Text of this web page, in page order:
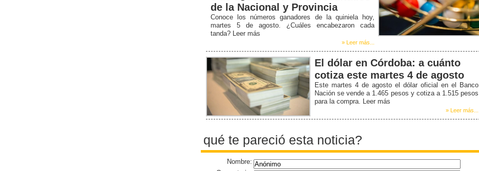
de la Nacional y Provincia
Conoce los números ganadores de la quiniela hoy,
martes 5 de agosto. ¿Cuáles encabezaron cada
tanda? Leer más
» Leer más...
El dólar en Córdoba: a cuánto
cotiza este martes 4 de agosto
Este martes 4 de agosto el dólar oficial en el Banco
Nación se vende a 1.465 pesos y cotiza a 1.515 pesos
para la compra. Leer más
» Leer más...
qué te pareció esta noticia?
Nombre: